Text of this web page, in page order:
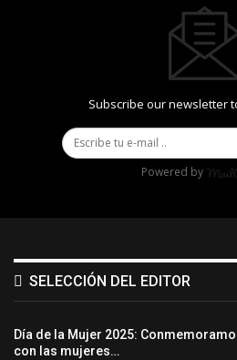
Subscribe our newsletter
Powered by
SELECCIÓN DEL EDITOR
Día de la Mujer 2025:
con las mujeres…